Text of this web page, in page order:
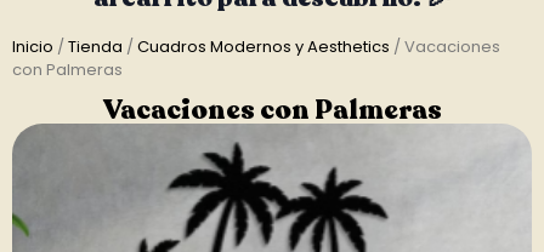
Inicio /Tienda /Cuadros Modernos y Aesthetics / Vacaciones
con Palmeras
Vacaciones con Palmeras